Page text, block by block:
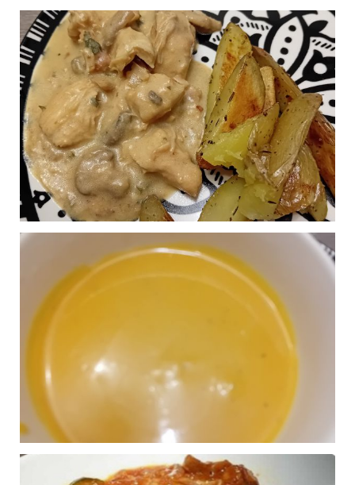
0
QUICHE AU SAINT
MORET
Publié le 22/01/2025 à 16:45
0
MOULINÉ AU SAINT
AGUR
Publié le 29/10/2024 à 9:54